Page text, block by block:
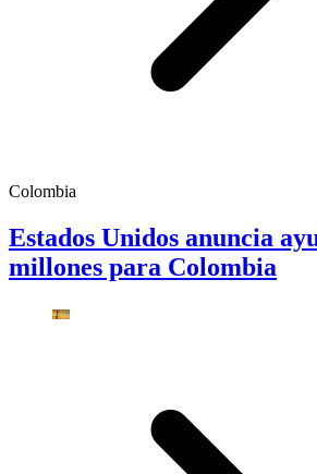
Colombia
Estados Unidos anuncia
millones para Colombia